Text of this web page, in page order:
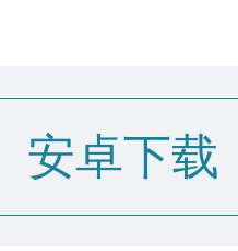
安卓下载